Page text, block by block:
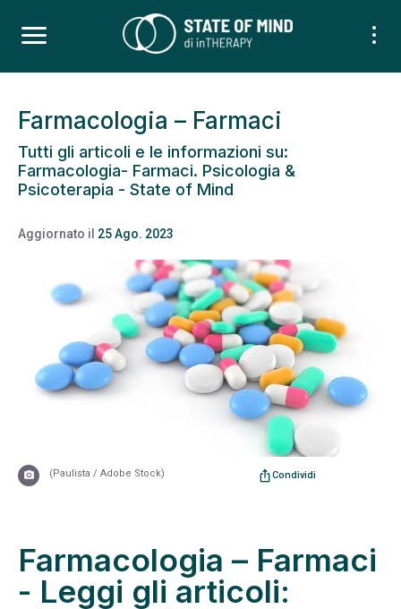
Farmacologia – Farmaci
Tutti gli articoli e le informazioni su:
Farmacologia- Farmaci. Psicologia &
Psicoterapia - State of Mind
Aggiornato il 25 Ago. 2023
(Paulista / Adobe Stock) ios_shareCondividi
Farmacologia – Farmaci
- Leggi gli articoli: